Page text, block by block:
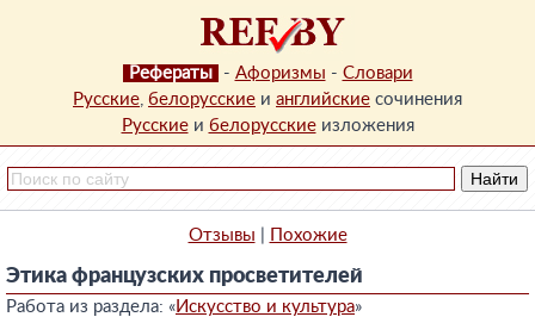
Рефераты - Афоризмы - Словари
Русские, белорусские и английские сочинения
Русскиеи белорусскиеизложения
Отзывы Похожие
Этика французских просветителей
Работа из раздела: «Искусство и культура»